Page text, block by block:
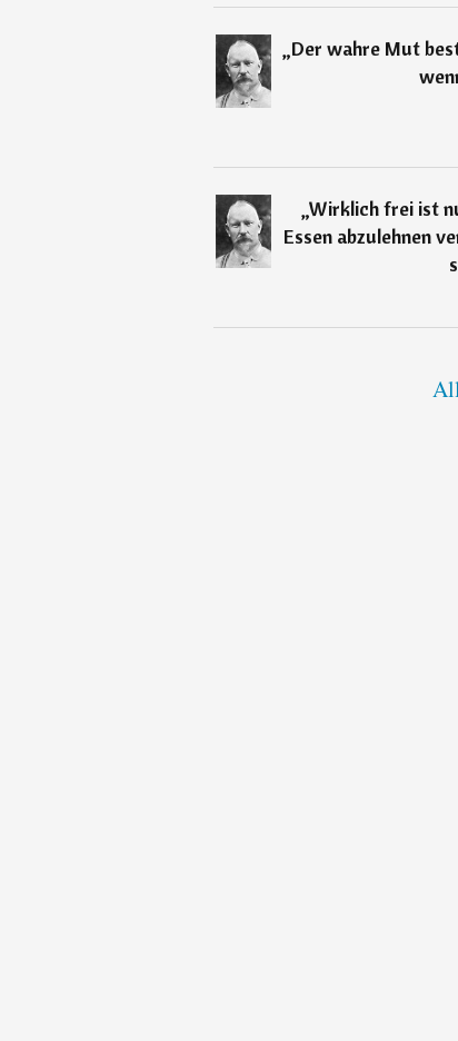
„Der wahre Mut
„Wirklich frei ist
Essen abzulehnen